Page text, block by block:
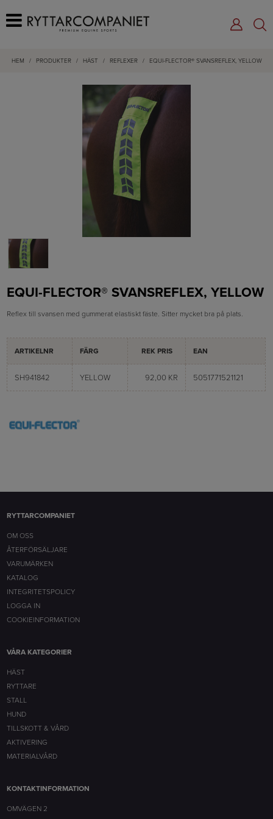
HEM / PRODUKTER / HÄST / REFLEXER / EQUI-FLECTOR® SVANSREFLEX, YELLOW
EQUI-FLECTOR® SVANSREFLEX, YELLOW
Reflex till svansen med gummerat elastiskt fäste. Sitter mycket bra på plats.
ARTIKELNR FÄRG REK PRIS EAN
SH941842 YELLOW 92,00 KR 5051771521121
RYTTARCOMPANIET
OM OSS
ÅTERFÖRSÄLJARE
VARUMÄRKEN
KATALOG
INTEGRITETSPOLICY
LOGGA IN
COOKIEINFORMATION
VÅRA KATEGORIER
HÄST
RYTTARE
STALL
HUND
TILLSKOTT & VÅRD
AKTIVERING
MATERIALVÅRD
KONTAKTINFORMATION
OMVÄGEN 2